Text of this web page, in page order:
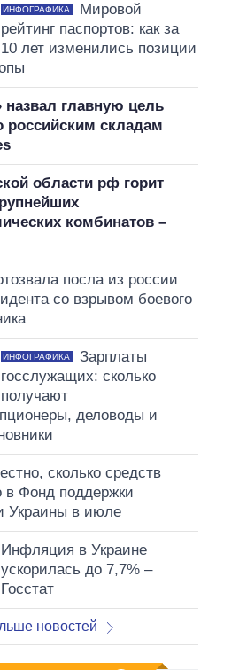
ИНФОГРАФИКА
Мировой
рейтинг паспортов: как за
10 лет изменились позиции
назвал главную цель
российским складам
области рф горит
комбинатов –
посла из россии
со взрывом боевого
ИНФОГРАФИКА
Зарплаты
госслужащих: сколько
получают
деловоды и
сколько средств
в Фонд поддержки
Украины в июле
Инфляция в Украине
ускорилась до 7,7% –
Госстат
новостей